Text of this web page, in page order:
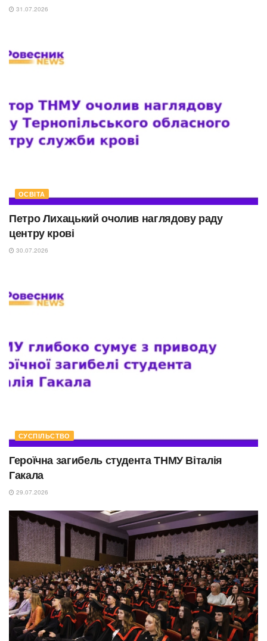
31.07.2026
ОСВІТА
Петро Лихацький очолив наглядову раду
центру крові
30.07.2026
СУСПІЛЬСТВО
Героїчна загибель студента ТНМУ Віталія
Гакала
29.07.2026